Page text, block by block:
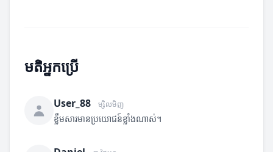
មតិអ្នកប្រើ
User_88 ម្សិលមិញ
ខ្លឹមសារមានប្រយោជន៍ខ្លាំងណាស់។